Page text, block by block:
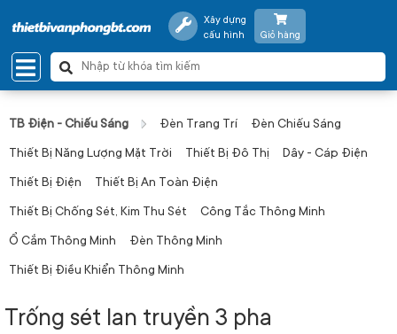
Xây dựng
cấu hình
Giỏ hàng
TB Điện - Chiếu Sáng Đèn Trang Trí Đèn Chiếu Sáng
Thiết Bị Năng Lượng Mặt Trời Thiết Bị Đô Thị Dây - Cáp Điện
Thiết Bị Điện Thiết Bị An Toàn Điện
Thiết Bị Chống Sét, Kim Thu Sét Công Tắc Thông Minh
Ổ Cắm Thông Minh Đèn Thông Minh
Thiết Bị Điều Khiển Thông Minh
Trống sét lan truyền 3 pha